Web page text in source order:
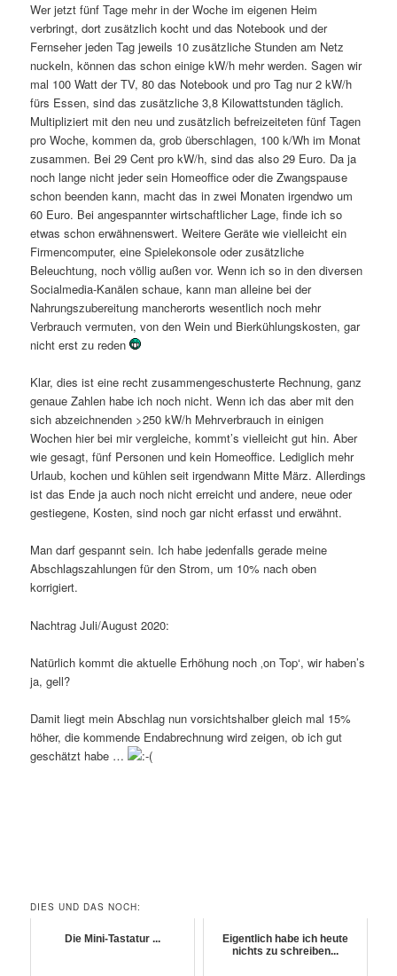
Wer jetzt fünf Tage mehr in der Woche im eigenen Heim
verbringt, dort zusätzlich kocht und das Notebook und der
Fernseher jeden Tag jeweils 10 zusätzliche Stunden am Netz
nuckeln, können das schon einige kW/h mehr werden. Sagen wir
mal 100 Watt der TV, 80 das Notebook und pro Tag nur 2 kW/h
fürs Essen, sind das zusätzliche 3,8 Kilowattstunden täglich.
Multipliziert mit den neu und zusätzlich befreizeiteten fünf Tagen
pro Woche, kommen da, grob überschlagen, 100 k/Wh im Monat
zusammen. Bei 29 Cent pro kW/h, sind das also 29 Euro. Da ja
noch lange nicht jeder sein Homeoffice oder die Zwangspause
schon beenden kann, macht das in zwei Monaten irgendwo um
60 Euro. Bei angespannter wirtschaftlicher Lage, finde ich so
etwas schon erwähnenswert. Weitere Geräte wie vielleicht ein
Firmencomputer, eine Spielekonsole oder zusätzliche
Beleuchtung, noch völlig außen vor. Wenn ich so in den diversen
Socialmedia-Kanälen schaue, kann man alleine bei der
Nahrungszubereitung mancherorts wesentlich noch mehr
Verbrauch vermuten, von den Wein und Bierkühlungskosten, gar
nicht erst zu reden
Klar, dies ist eine recht zusammengeschusterte Rechnung, ganz
genaue Zahlen habe ich noch nicht. Wenn ich das aber mit den
sich abzeichnenden >250 kW/h Mehrverbrauch in einigen
Wochen hier bei mir vergleiche, kommt’s vielleicht gut hin. Aber
wie gesagt, fünf Personen und kein Homeoffice. Lediglich mehr
Urlaub, kochen und kühlen seit irgendwann Mitte März. Allerdings
ist das Ende ja auch noch nicht erreicht und andere, neue oder
gestiegene, Kosten, sind noch gar nicht erfasst und erwähnt.
Man darf gespannt sein. Ich habe jedenfalls gerade meine
Abschlagszahlungen für den Strom, um 10% nach oben
korrigiert.
Nachtrag Juli/August 2020:
Natürlich kommt die aktuelle Erhöhung noch ‚on Top‘, wir haben’s
ja, gell?
Damit liegt mein Abschlag nun vorsichtshalber gleich mal 15%
höher, die kommende Endabrechnung wird zeigen, ob ich gut
geschätzt habe …
DIES UND DAS NOCH:
Die Mini-Tastatur ...
Eigentlich habe ich heute
nichts zu schreiben...